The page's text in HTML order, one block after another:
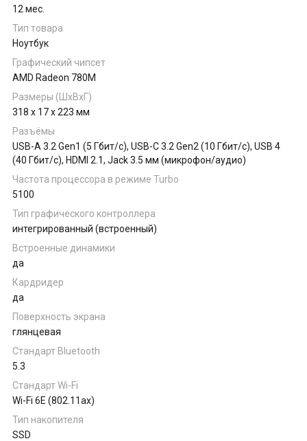
12 мес.
Тип товара
Ноутбук
Графический чипсет
AMD Radeon 780M
Размеры (ШхВхГ)
318 x 17 x 223 мм
Разъёмы
USB-A 3.2 Gen1 (5 Гбит/с), USB-C 3.2 Gen2 (10 Гбит/с), USB 4
(40 Гбит/с), HDMI 2.1, Jack 3.5 мм (микрофон/аудио)
Частота процессора в режиме Turbo
5100
Тип графического контроллера
интегрированный (встроенный)
Встроенные динамики
да
Кардридер
да
Поверхность экрана
глянцевая
Стандарт Bluetooth
5.3
Стандарт Wi-Fi
Wi-Fi 6E (802.11ax)
Тип накопителя
SSD